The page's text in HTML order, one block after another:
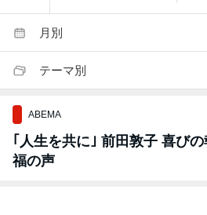
月別
テーマ別
ABEMA
｢人生を共に｣ 前田敦子 喜び
福の声